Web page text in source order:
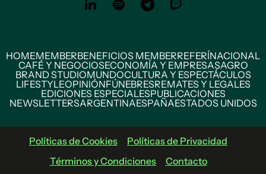
HOMEMEMBERBENEFICIOS MEMBERREFERÍNACIONAL
CAFÉ Y NEGOCIOSECONOMÍA Y EMPRESASAGRO
BRAND STUDIOMUNDOCULTURA Y ESPECTÁCULOS
LIFESTYLEOPINIÓNFÚNEBRESREMATES Y LEGALES
EDICIONES ESPECIALESPUBLICACIONES
NEWSLETTERSARGENTINAESPAÑAESTADOS UNIDOS
Políticas de Cookies
Políticas de Privacidad
Términos y Condiciones
Contacto